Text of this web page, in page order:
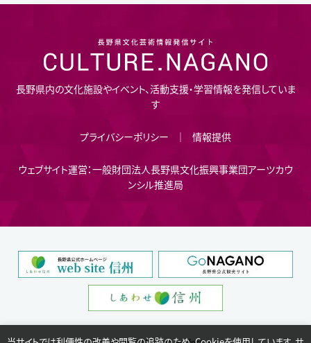
長野県内の文化施設やイベント、活動支援・学習情報を発信していま
す
プライバシーポリシー 情報提供
ウェブサイト運営：一般財団法人長野県文化振興事業団アーツカウ
ンシル推進局